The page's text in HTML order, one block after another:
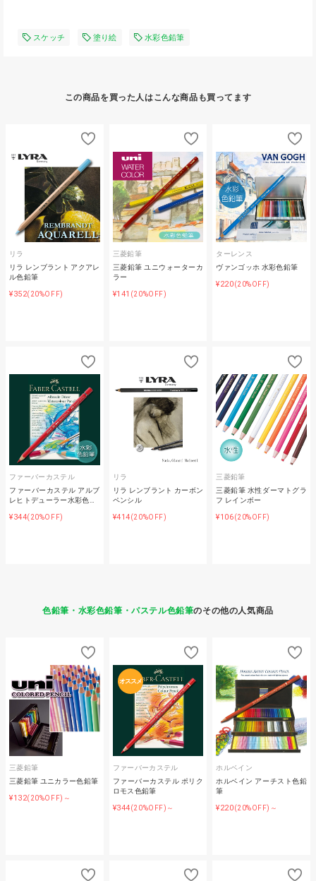
スケッチ 塗り絵 水彩色鉛筆
この商品を買った人はこんな商品も買ってます
リラ
リラ レンブラント アクアレ
ル色鉛筆
¥352(20%OFF)
三菱鉛筆
三菱鉛筆 ユニウォーターカ
ラー
¥141 (20%OFF)
ターレンス
ヴァンゴッホ 水彩色鉛筆
¥220(20%OFF)
ファーバーカステル
ファーバーカステル アルブ
レヒトデューラー水彩色…
¥344(20%OFF)
リラ
リラ レンブラント カーボン
ペンシル
¥414(20%OFF)
三菱鉛筆
三菱鉛筆 水性ダーマトグラ
フ レインボー
¥106(20%OFF)
色鉛筆・水彩色鉛筆・パステル色鉛筆のその他の人気商品
三菱鉛筆
三菱鉛筆 ユニカラー色鉛筆
¥132(20%OFF)～
オススメ
ファーバーカステル
ファーバーカステル ポリク
ロモス色鉛筆
¥344(20%OFF)～
ホルベイン
ホルベイン アーチスト色鉛
筆
¥220(20%OFF)～